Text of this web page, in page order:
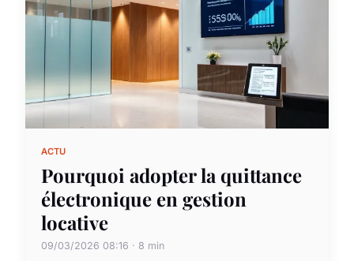
ACTU
Pourquoi adopter la quittance
électronique en gestion
locative
09/03/2026 08:16 · 8 min